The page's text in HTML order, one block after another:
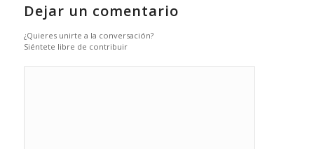
Dejar un comentario
¿Quieres unirte a la conversación?
Siéntete libre de contribuir